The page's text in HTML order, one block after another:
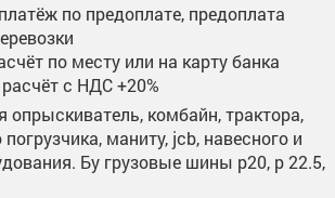
по предоплате, предоплата
по месту или на карту банка
с НДС +20%
комбайн, трактора,
погрузчика, маниту, jcb, навесного и
Бу грузовые шины р20, р 22.5,